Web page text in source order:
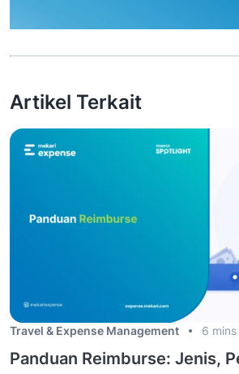
Artikel Terkait
Travel & Expense Management 6
Panduan Reimburse: Jenis,